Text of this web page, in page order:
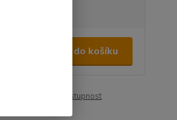
Přidat do košíku
Hlídat cenu / dostupnost